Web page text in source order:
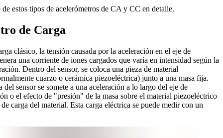
de estos tipos de acelerómetros de CA y CC en detalle.
de Carga
clásico, la tensión causada por la aceleración en el eje de
una corriente de iones cargados que varía en intensidad según la
Dentro del sensor, se coloca una pieza de material
cuarzo o cerámica piezoeléctrica) junto a una masa fija.
del sensor se somete a una aceleración a lo largo del eje de
o el efecto de "presión" de la masa sobre el material piezoeléctrico
carga del material. Esta carga eléctrica se puede medir con un